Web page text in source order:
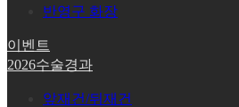
반영구 화장
이벤트
2026수술경과
앞재건/뒤재건